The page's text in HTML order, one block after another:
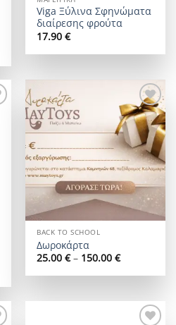
Viga Ξύλινα Σφηνώματα
διαίρεσης φρούτα
17.90€
Add to
wishlist
BACK TO SCHOOL
Δωροκάρτα
25.00€ – 150.00€Price
range:
25.00 €